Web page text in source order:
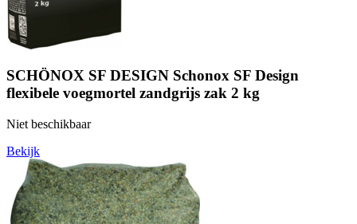
SCHÖNOX SF DESIGN Schonox SF Design
flexibele voegmortel zandgrijs zak 2 kg
Niet beschikbaar
Bekijk